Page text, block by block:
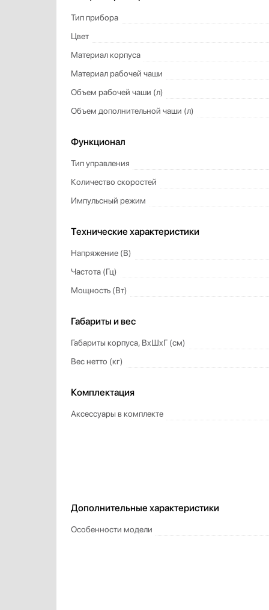
Профессиональные ледогенераторы
Пылесосы
Системы кипячения воды AquaHot
Смесители
Соковыжималки
Телевизоры
Тостеры
Увлажнители воздуха
Холодильное оборудование
Хьюмидоры
Чайники
Тип прибора
Цвет
Материал корпуса
Материал рабочей чаши
Объем рабочей чаши (л)
Объем дополнительной чаши (л)
Функционал
Тип управления
Количество скоростей
Импульсный режим
Технические характеристики
Напряжение (В)
Частота (Гц)
Мощность (Вт)
Габариты и вес
Габариты корпуса, ВxШxГ (см)
Вес нетто (кг)
Комплектация
Аксессуары в комплекте
Дополнительные характеристики
Особенности модели